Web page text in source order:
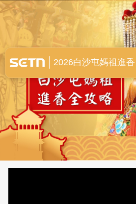
白沙屯媽祖進香全
2026白沙屯媽祖進香